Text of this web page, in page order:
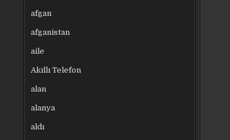
afgan
afganistan
aile
Akıllı Telefon
alan
alanya
aldı